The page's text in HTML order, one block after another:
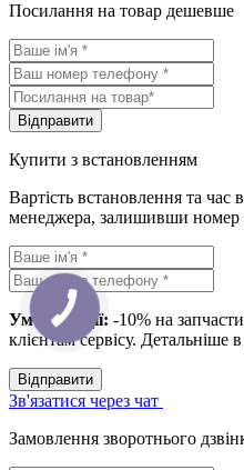
Посилання на товар дешевше
Вiдправити
Купити з встановленням
Вартість встановлення та
менеджера, залишивши номер
Умова акції: -10% на
клієнтам сервісу. Детальніше в
Вiдправити
Зв'язатися через чат
Замовлення зворотнього